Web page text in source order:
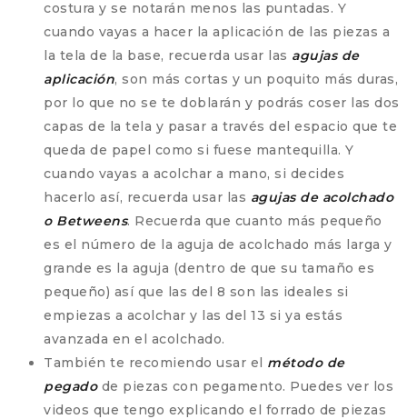
costura y se notarán menos las puntadas. Y
cuando vayas a hacer la aplicación de las piezas a
la tela de la base, recuerda usar las agujas de
aplicación, son más cortas y un poquito más duras,
por lo que no se te doblarán y podrás coser las dos
capas de la tela y pasar a través del espacio que te
queda de papel como si fuese mantequilla. Y
cuando vayas a acolchar a mano, si decides
hacerlo así, recuerda usar las agujas de acolchado
o Betweens. Recuerda que cuanto más pequeño
es el número de la aguja de acolchado más larga y
grande es la aguja (dentro de que su tamaño es
pequeño) así que las del 8 son las ideales si
empiezas a acolchar y las del 13 si ya estás
avanzada en el acolchado.
También te recomiendo usar el método de
pegadode piezas con pegamento. Puedes ver los
videos que tengo explicando el forrado de piezas